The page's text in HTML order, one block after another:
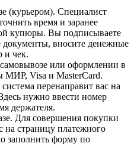
(курьером). Специалист
время и заранее
купюры. Вы подписываете
документы, вносите денежные
и чек.
или оформлении в
МИР, Visa и MasterCard.
перенаправит вас на
нужно ввести номер
держателя.
Для совершения покупки
на страницу платежного
заполнить форму по